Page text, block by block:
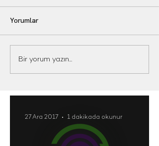
Yorumlar
Bir yorum yazın...
27 Ara 2017 1 dakikada okunur